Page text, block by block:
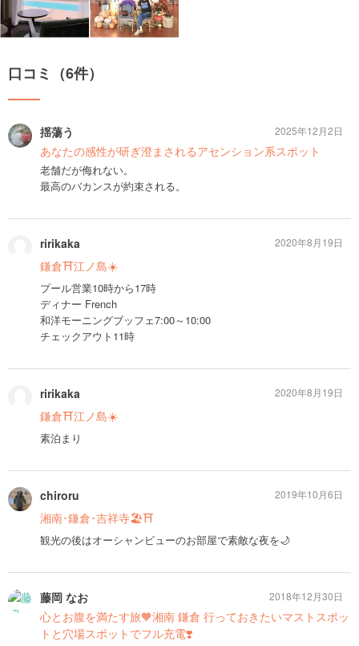
口コミ（6件）
揺蕩う
あなたの感性が研ぎ澄まされるアセンション系スポット
老舗だが侮れない。
最高のバカンスが約束される。
2025年12月2日
ririkaka
鎌倉⛩️江ノ島☀️
プール営業10時から17時
ディナー French
和洋モーニングブッフェ7:00～10:00
チェックアウト11時
2020年8月19日
ririkaka
鎌倉⛩️江ノ島☀️
素泊まり
2020年8月19日
chiroru
湘南･鎌倉･吉祥寺🏖⛩
観光の後はオーシャンビューのお部屋で素敵な夜を🌙
2019年10月6日
藤岡 なお
心とお腹を満たす旅🧡湘南 鎌倉 行っておきたいマストスポッ
トと穴場スポットでフル充電❣️
2018年12月30日